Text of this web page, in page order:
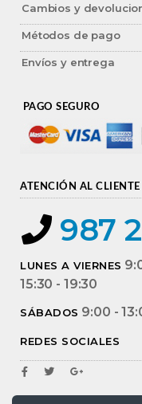
Cambios y
Métodos de pago
Envíos y entrega
PAGO SEGURO
ATENCIÓN AL CLIENTE
987
LUNES A VIERNES
15:30 - 19:30
SÁBADOS 9:00 -
REDES SOCIALES